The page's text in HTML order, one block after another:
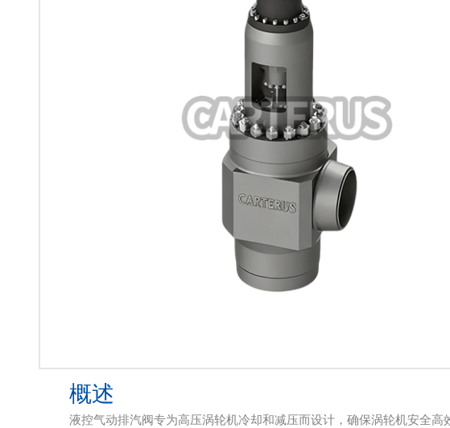
概述
液控气动排汽阀专为高压涡轮机冷却和减压而设计，确保涡轮机安全高